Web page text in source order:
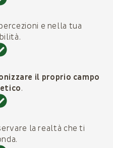
e nella tua
il proprio campo
.
la realtà che ti